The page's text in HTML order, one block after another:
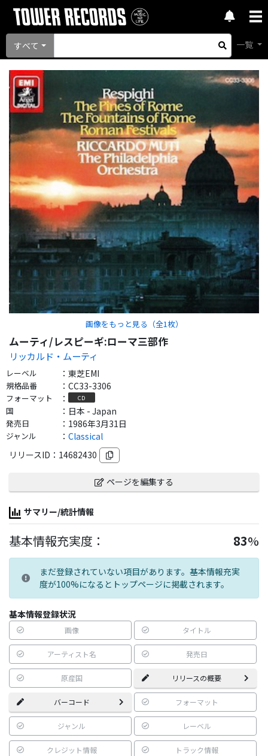
すべて 一覧
画像をもっと見る（全1枚）
ムーティ/レスピーギ:ローマ三部作
リッカルド・ムーティ
レーベル ： 東芝EMI
規格品番 ： CC33-3306
フォーマット ： CD
国 ： 日本 - Japan
発売日 ： 1986年3月31日
ジャンル ： Classical
リリースID： 14682430
ページを編集する
サマリー/統計情報
基本情報充実度： 83%
まだ登録されていない項目があります。基本情報充実
度が100%になるとトップページに掲載されます。
基本情報登録状況
画像 タイトル
アーティスト名 発売日
原産国 リリースの概要
バーコード フォーマット
ジャンル レーベル
クレジット情報 トラック情報